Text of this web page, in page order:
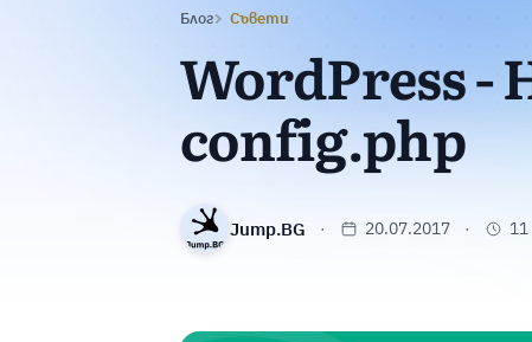
Блог Съвети
WordPress -
config.php
Jump.BG 20.07.2017